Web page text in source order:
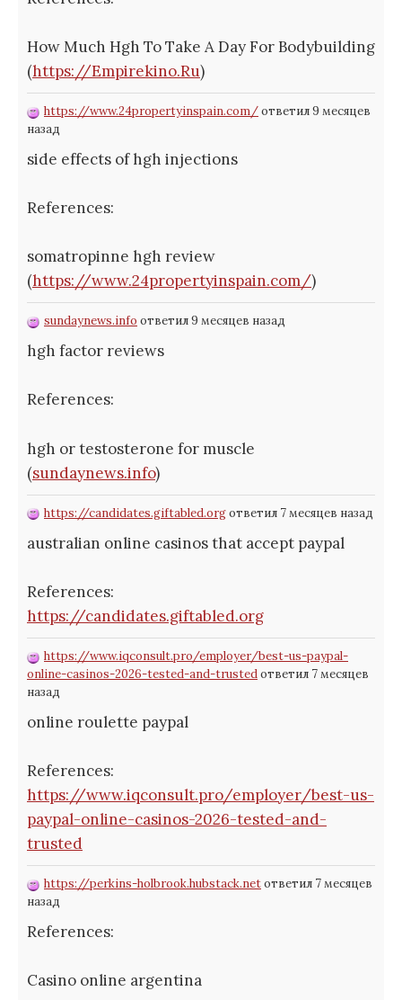
How Much Hgh To Take A Day For Bodybuilding
(https://Empirekino.Ru)
https://www.24propertyinspain.com/ответил 9 месяцев
назад
side effects of hgh injections
References:
somatropinne hgh review
(https://www.24propertyinspain.com/)
sundaynews.info ответил 9 месяцев назад
hgh factor reviews
References:
hgh or testosterone for muscle
(sundaynews.info)
https://candidates.giftabled.orgответил 7 месяцев назад
australian online casinos that accept paypal
References:
https://candidates.giftabled.org
https://www.iqconsult.pro/employer/best-us-paypal-
online-casinos-2026-tested-and-trustedответил 7 месяцев
назад
online roulette paypal
References:
https://www.iqconsult.pro/employer/best-us-
paypal-online-casinos-2026-tested-and-
trusted
https://perkins-holbrook.hubstack.netответил 7 месяцев
назад
References:
Casino online argentina